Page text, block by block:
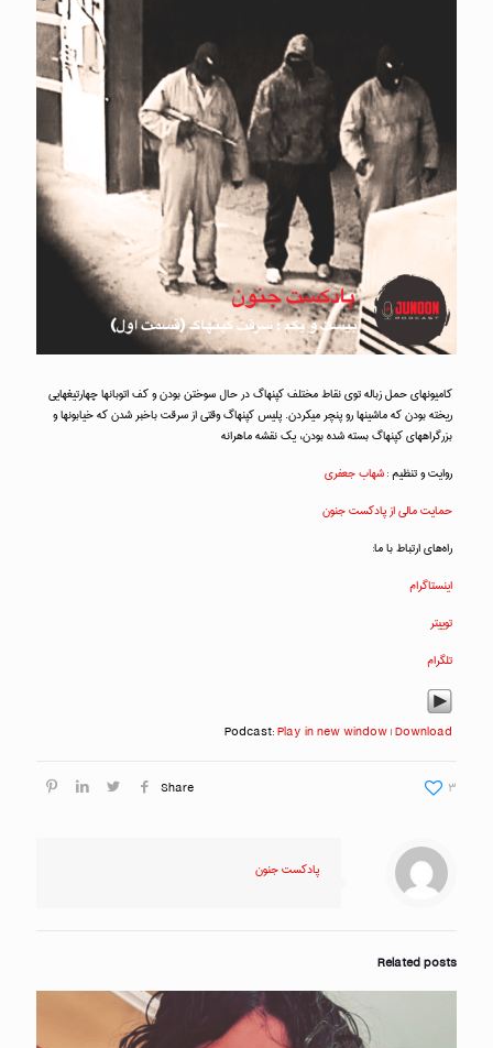
کامیونهای حمل زباله توی نقاط مختلف کپنهاگ در حال سوختن بودن و کف اتوبانها چهارتیغهایی
ریخته بودن که ماشینها رو پنچر میکردن. پلیس کپنهاگ وقتی از سرقت باخبر شدن که خیابونها و
بزرگراههای کپنهاگ بسته شده بودن، یک نقشه ماهرانه
روایت و تنظیم :شهاب جعفری
حمایت مالی از پادکست جنون
راه‌های ارتباط با ما:
اینستاگرام
توییتر
تلگرام
Podcast:Play in new window|Download
Share ۳
پادکست جنون
Related posts